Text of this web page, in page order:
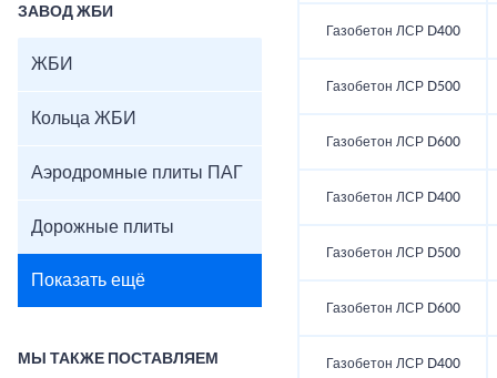
ЗАВОД ЖБИ
ЖБИ
Кольца ЖБИ
Аэродромные плиты ПАГ
Дорожные плиты
Показать ещё
МЫ ТАКЖЕ ПОСТАВЛЯЕМ
Газобетон ЛСР D400
Газобетон ЛСР D500
Газобетон ЛСР D600
Газобетон ЛСР D400
Газобетон ЛСР D500
Газобетон ЛСР D600
Газобетон ЛСР D400